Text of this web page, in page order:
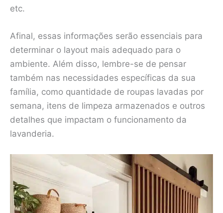
etc.
Afinal, essas informações serão essenciais para
determinar o layout mais adequado para o
ambiente. Além disso, lembre-se de pensar
também nas necessidades específicas da sua
família, como quantidade de roupas lavadas por
semana, itens de limpeza armazenados e outros
detalhes que impactam o funcionamento da
lavanderia.